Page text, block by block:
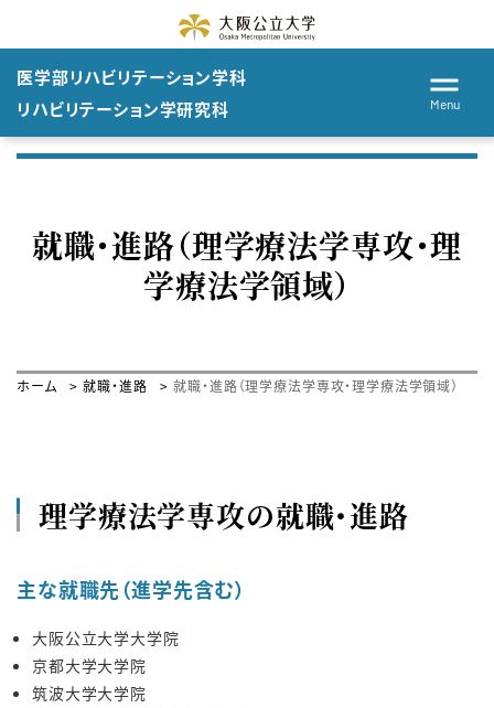
医学部リハビリテーション学科
リハビリテーション学研究科 Menu
就職・進路（理学療法学専攻・理
学療法学領域）
ホーム 就職・進路 就職・進路（理学療法学専攻・理学療法学領域）
理学療法学専攻の就職・進路
主な就職先（進学先含む）
大阪公立大学大学院
京都大学大学院
筑波大学大学院